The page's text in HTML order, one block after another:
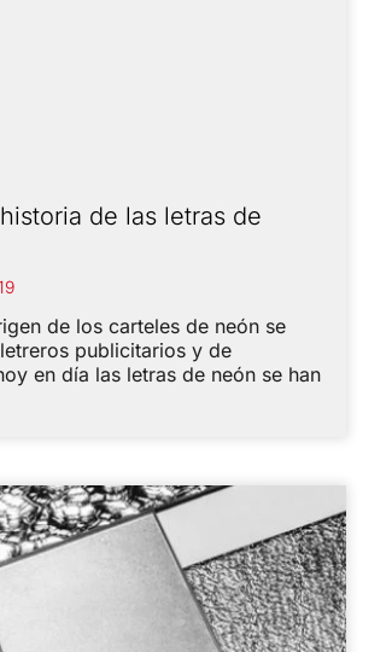
de las letras de
de los carteles de neón se
publicitarios y de
en día las letras de neón se han